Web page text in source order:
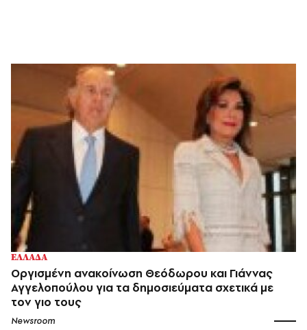
ΕΛΛΑΔΑ
Οργισμένη ανακοίνωση Θεόδωρου και Γιάννας
Αγγελοπούλου για τα δημοσιεύματα σχετικά με
τον γιο τους
Newsroom